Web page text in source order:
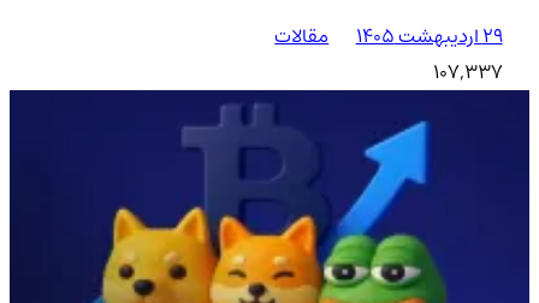
۲۹ اردیبهشت ۱۴۰۵
مقالات
107,337